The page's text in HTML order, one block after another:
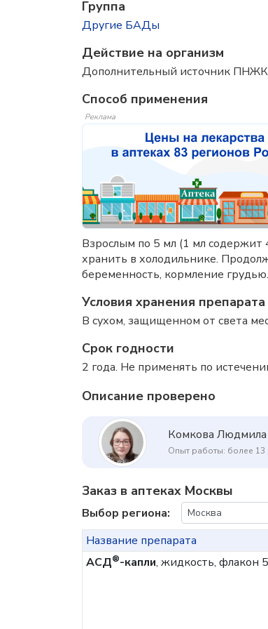
Группа
Другие БАДы
Действие на организм
Дополнительный источник
Способ применения
Реклама
Взрослым по 5 мл (1 мл содержит
хранить в холодильнике.
беременность, кормление грудью.
Условия хранения препарата
В сухом, защищенном от света
Срок годности
2 года. Не применять по
Описание проверено
Комкова
Опыт работы: более 13
Заказ в аптеках Москвы
Выбор региона:
Название препарата
АСД®-капли, жидкость, флакон